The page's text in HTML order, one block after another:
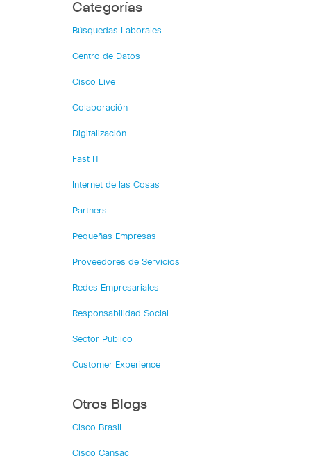
Categorías
Búsquedas Laborales
Centro de Datos
Cisco Live
Colaboración
Digitalización
Fast IT
Internet de las Cosas
Partners
Pequeñas Empresas
Proveedores de Servicios
Redes Empresariales
Responsabilidad Social
Sector Público
Customer Experience
Otros Blogs
Cisco Brasil
Cisco Cansac